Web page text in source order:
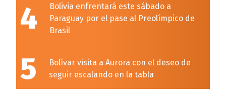
4
Bolivia enfrentará este sábado a
Paraguay por el pase al Preolímpico de
Brasil
5
Bolívar visita a Aurora con el deseo de
seguir escalando en la tabla